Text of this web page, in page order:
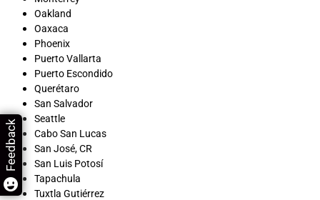
Oakland
Oaxaca
Phoenix
Puerto Vallarta
Puerto Escondido
Querétaro
San Salvador
Seattle
Cabo San Lucas
San José, CR
San Luis Potosí
Tapachula
Tuxtla Gutiérrez
Feedback